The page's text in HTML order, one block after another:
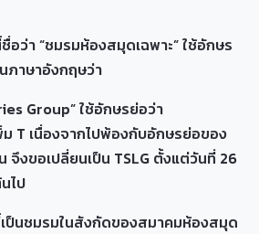
“ชมรมห้องสมุดเฉพาะ” ใช้อักษร
ภาษาอังกฤษว่า
Group” ใช้อักษรย่อว่า
ม T เนื่องจากไปพ้องกับอักษรย่อของ
จึงขอเปลี่ยนเป็น TSLG ตั้งแต่วันที่ 26
ไป
มรมในสังกัดของสมาคมห้องสมุด